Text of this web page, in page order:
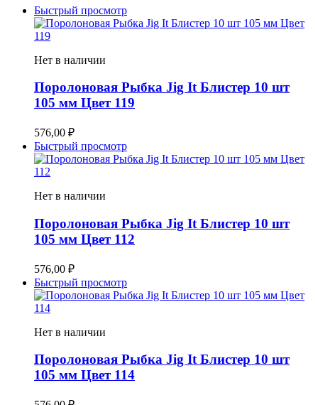
Быстрый просмотр
Нет в наличии
Поролоновая Рыбка Jig It Блистер 10 шт
105 мм Цвет 119
576,00 ₽
Быстрый просмотр
Нет в наличии
Поролоновая Рыбка Jig It Блистер 10 шт
105 мм Цвет 112
576,00 ₽
Быстрый просмотр
Нет в наличии
Поролоновая Рыбка Jig It Блистер 10 шт
105 мм Цвет 114